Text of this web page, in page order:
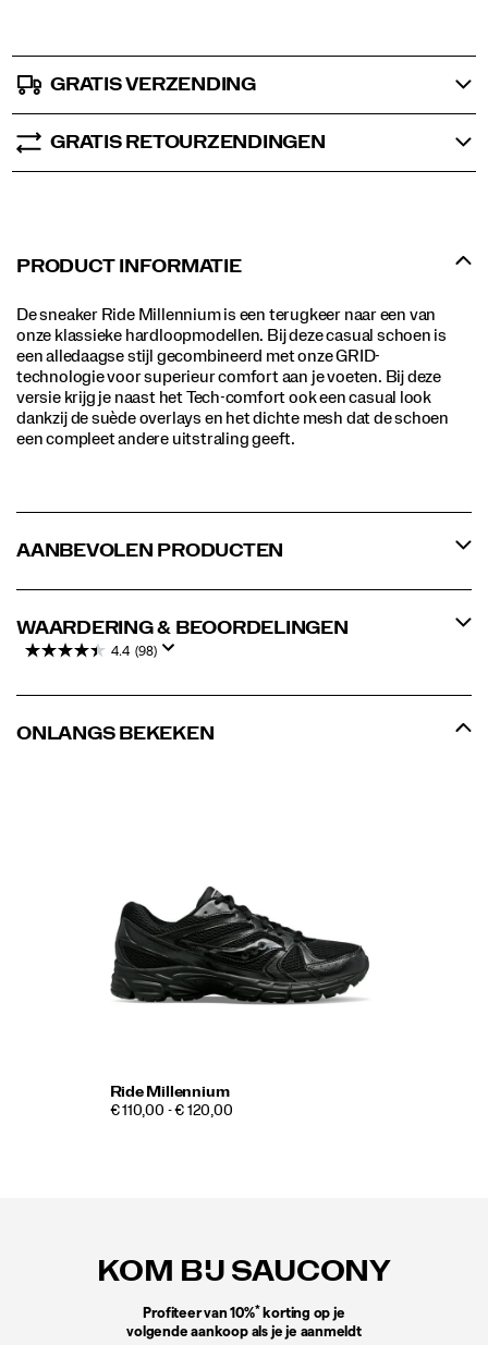
GRATIS VERZENDING
GRATIS RETOURZENDINGEN
PRODUCT INFORMATIE
De sneaker Ride Millennium is een terugkeer naar een van
onze klassieke hardloopmodellen. Bij deze casual schoen is
een alledaagse stijl gecombineerd met onze GRID-
technologie voor superieur comfort aan je voeten. Bij deze
versie krijg je naast het Tech-comfort ook een casual look
dankzij de suède overlays en het dichte mesh dat de schoen
een compleet andere uitstraling geeft.
AANBEVOLEN PRODUCTEN
WAARDERING & BEOORDELINGEN
4.4 (98)
ONLANGS BEKEKEN
Ride Millennium
€ 110,00 - € 120,00
KOM BIJ SAUCONY
Profiteer van 10%* korting op je
volgende aankoop als je je aanmeldt